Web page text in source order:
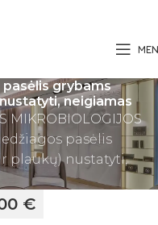
grybams
neigiamas
MIKROBIOLOGIJOS
pasėlis
plaukų) nustatyti,
€